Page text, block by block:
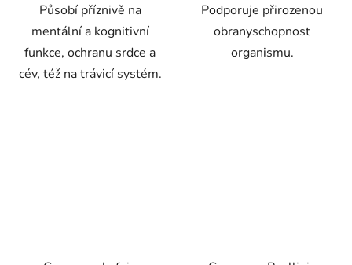
Působí příznivě na
mentální a kognitivní
funkce, ochranu srdce a
cév, též na trávicí systém.
Podporuje přirozenou
obranyschopnost
organismu.